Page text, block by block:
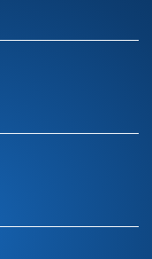
In
potenza del
Offerta
plus. Per
essere